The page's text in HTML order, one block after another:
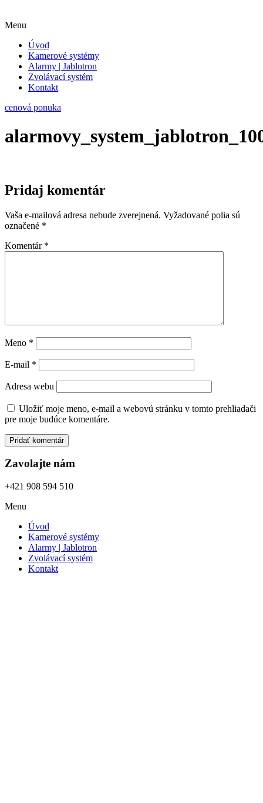
Menu
Úvod
Kamerové systémy
Alarmy | Jablotron
Zvolávací systém
Kontakt
cenová ponuka
Pridaj komentár
Vaša e-mailová adresa nebude zverejnená. Vyžadované polia sú
označené *
Komentár *
Meno *
E-mail *
Adresa webu
Uložiť moje meno, e-mail a webovú stránku v tomto prehliadači
pre moje budúce komentáre.
Zavolajte nám
+421 908 594 510
Menu
Úvod
Kamerové systémy
Alarmy | Jablotron
Zvolávací systém
Kontakt